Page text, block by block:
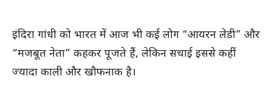
इंदिरा गांधी को भारत में आज भी कई लोग “आयरन लेडी” और
“मजबूत नेता” कहकर पूजते हैं, लेकिन सचाई इससे कहीं
ज्यादा काली और खौफनाक है।